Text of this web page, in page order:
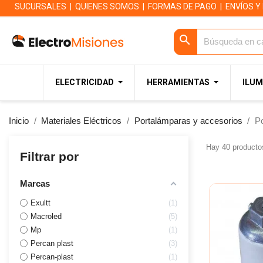
SUCURSALES QUIENES SOMOS FORMAS DE PAGO ENVÍOS
search
ELECTRICIDAD HERRAMIENTAS
Inicio Materiales Eléctricos Portalámparas y accesorios
Filtrar por
Marcas
Exultt
1
Macroled
5
Mp
1
Percan plast
3
Percan-plast
1
Hay 40